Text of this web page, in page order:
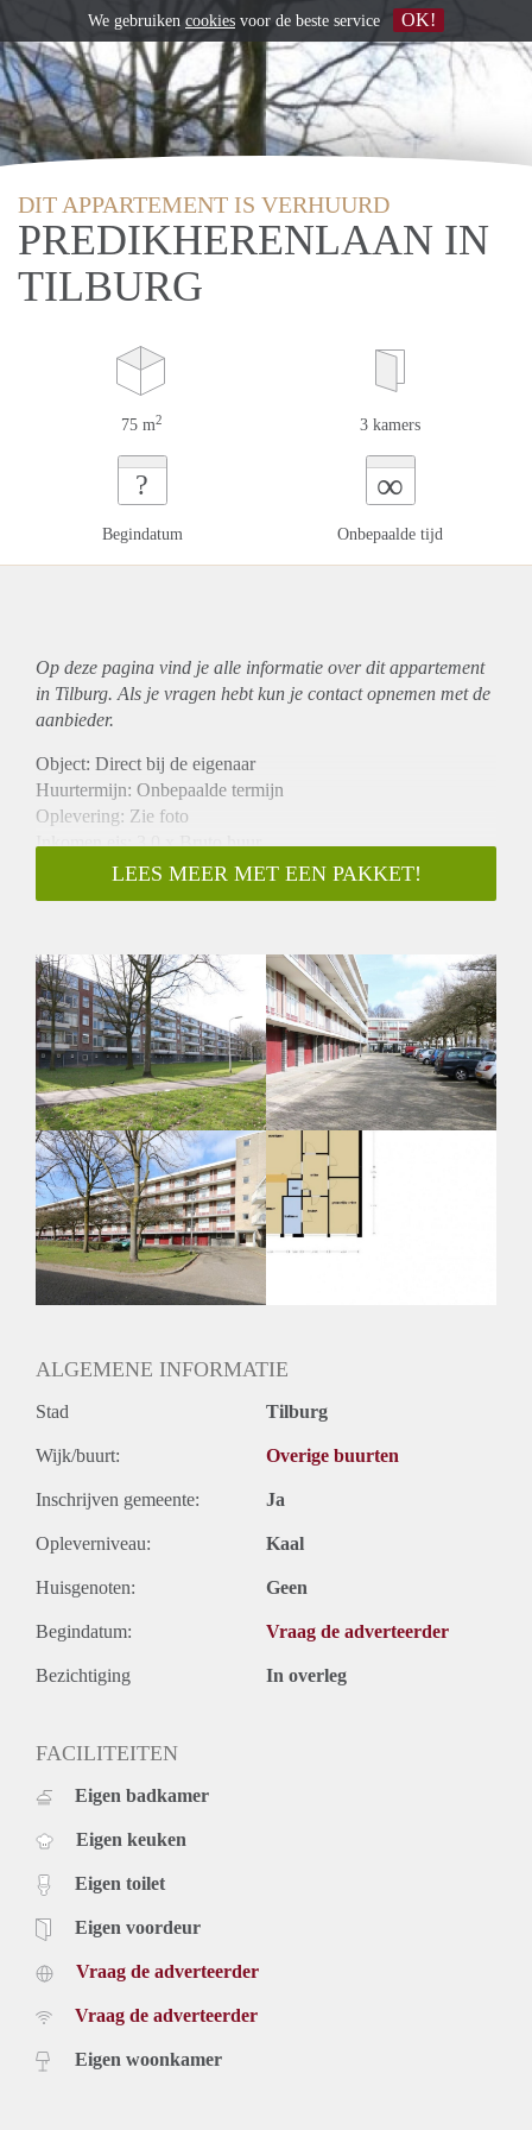
DIT APPARTEMENT IS VERHUURD
PREDIKHERENLAAN IN
TILBURG
75 m2 3 kamers
?
Begindatum
∞
Onbepaalde tijd
Op deze pagina vind je alle informatie over ditappartement
in Tilburg. Als je vragen hebt kun je contact opnemen met de
aanbieder.
Object: Direct bij de eigenaar
Huurtermijn: Onbepaalde termijn
Oplevering: Zie foto
Inkomen eis: 3,0 x Bruto huur
Garantiestelling mogelijk: Ja
Borg: 1 Maand
Huisdieren toegestaan: Afhankelijk van de Eigenaar
Huurtoeslag grens: Nee
Geschikt voor studenten: Afhankelijk van de Eigenaar
LEES MEER MET EEN PAKKET!
ALGEMENE INFORMATIE
Stad Tilburg
Wijk/buurt: Overige buurten
Inschrijven gemeente: Ja
Opleverniveau: Kaal
Huisgenoten: Geen
Begindatum: Vraag de adverteerder
Bezichtiging In overleg
FACILITEITEN
Eigen badkamer
Eigen keuken
Eigen toilet
Eigen voordeur
Vraag de adverteerder
Vraag de adverteerder
Eigen woonkamer
We gebruiken cookies voor de beste service OK!